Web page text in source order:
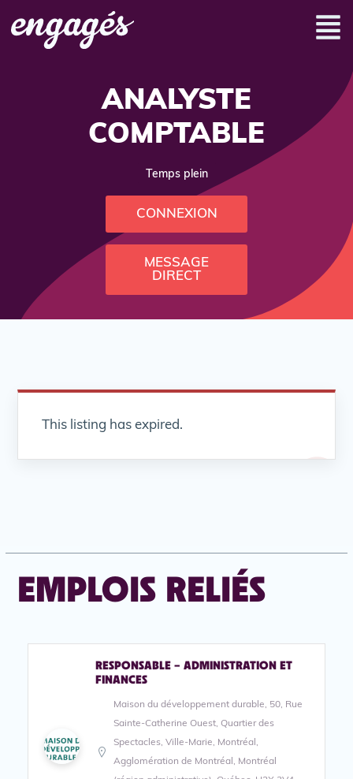
ANALYSTE
COMPTABLE
Temps plein
CONNEXION
MESSAGE
DIRECT
This listing has expired.
EMPLOIS RELIÉS
RESPONSABLE – ADMINISTRATION ET
FINANCES
Maison du développement durable, 50, Rue
Sainte-Catherine Ouest, Quartier des
Spectacles, Ville-Marie, Montréal,
Agglomération de Montréal, Montréal